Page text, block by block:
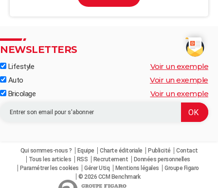
NEWSLETTERS
Lifestyle Voir un exemple
Auto Voir un exemple
Bricolage Voir un exemple
Qui sommes-nous ? Equipe Charte éditoriale Publicité
Contact
Tous les articles
RSS Recrutement
Données personnelles
Paramétrer les cookies
Gérer Utiq Mentions légales
Groupe Figaro
© 2026 CCM Benchmark